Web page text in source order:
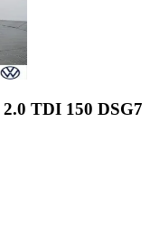
2.0 TDI 150 DSG7